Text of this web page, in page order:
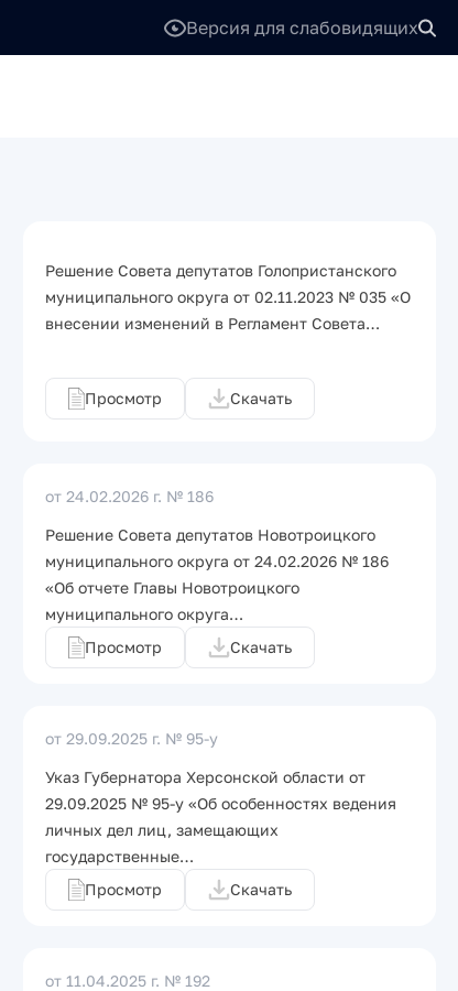
Версия для слабовидящих
Решение Совета депутатов Голопристанского
муниципального округа от 02.11.2023 № 035 «О
внесении изменений в Регламент Совета…
Просмотр Скачать
от 24.02.2026 г. № 186
Решение Совета депутатов Новотроицкого
муниципального округа от 24.02.2026 № 186
«Об отчете Главы Новотроицкого
муниципального округа…
Просмотр
Скачать
от 29.09.2025 г. № 95-у
Указ Губернатора Херсонской области от
29.09.2025 № 95-у «Об особенностях ведения
личных дел лиц, замещающих
государственные…
Просмотр
Скачать
от 11.04.2025 г. № 192